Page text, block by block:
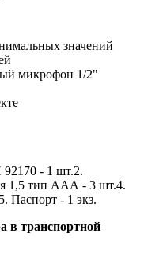
значений
микрофон 1/2"
- 1 шт.2.
1,5 тип ААА - 3 шт.4.
Паспорт - 1 экз.
в транспортной